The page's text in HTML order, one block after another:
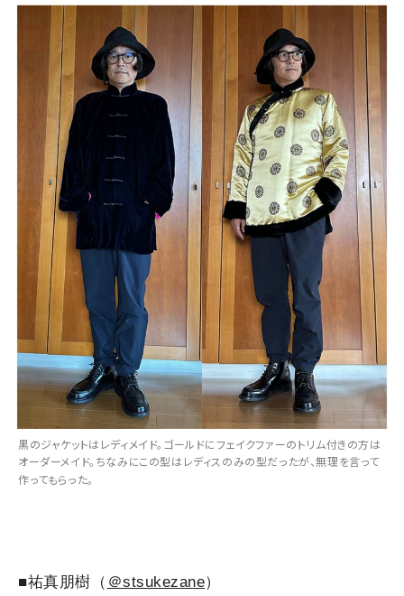
黒のジャケットはレディメイド。ゴールドにフェイクファーのトリム付きの方は
オーダーメイド。ちなみにこの型はレディスのみの型だったが、無理を言って
作ってもらった。
■祐真朋樹（ ＠stsukezane）